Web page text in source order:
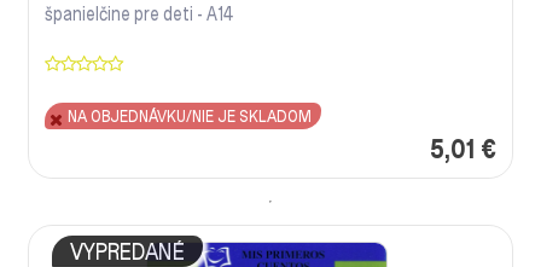
španielčine pre deti - A14
5,01 €
NA OBJEDNÁVKU/NIE JE SKLADOM
VYPREDANÉ